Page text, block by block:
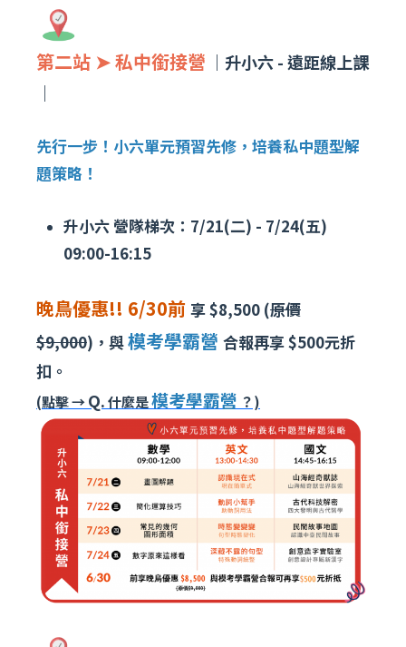
第二站 ➤ 私中銜接營 ｜升小六 - 遠距線上課
｜
先行一步！小六單元預習先修，培養私中題型解
題策略！
升小六 營隊梯次：7/21(二) - 7/24(五)
09:00-16:15
晚鳥優惠!! 6/30前 享 $8,500 (原價
$9,000)，與模考學霸營 合報再享 $500元折
扣。
(點擊 →Q.什麼是模考學霸營 ？)